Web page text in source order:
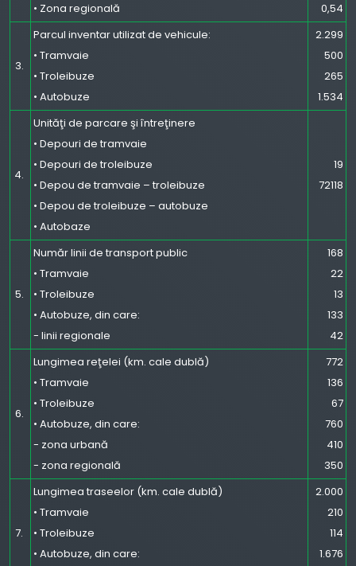
• Zona regională
0,54
3.
Parcul inventar utilizat de vehicule:
• Tramvaie
• Troleibuze
• Autobuze
2.299
500
265
1.534
4.
Unităţi de parcare şi întreţinere
• Depouri de tramvaie
• Depouri de troleibuze
• Depou de tramvaie – troleibuze
• Depou de troleibuze – autobuze
• Autobaze
19
72118
5.
Număr linii de transport public
• Tramvaie
• Troleibuze
• Autobuze, din care:
- linii regionale
168
22
13
133
42
6.
Lungimea reţelei (km. cale dublă)
• Tramvaie
• Troleibuze
• Autobuze, din care:
- zona urbană
- zona regională
772
136
67
760
410
350
7.
Lungimea traseelor (km. cale dublă)
• Tramvaie
• Troleibuze
• Autobuze, din care:
2.000
210
114
1.676